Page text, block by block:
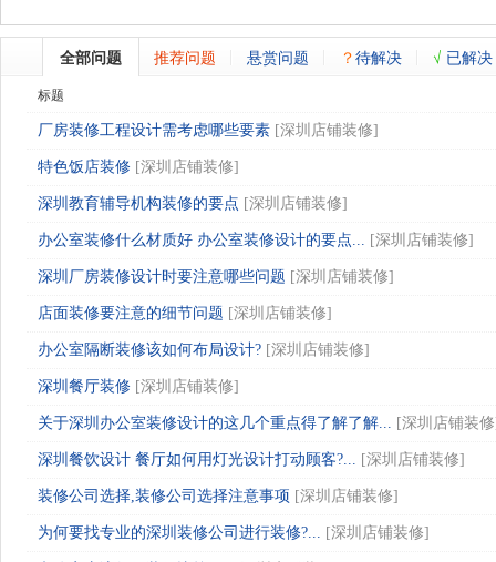
全部问题 推荐问题 悬赏问题 ？待解决 √ 已解决
标题
厂房装修工程设计需考虑哪些要素 [深圳店铺装修]
特色饭店装修 [深圳店铺装修]
深圳教育辅导机构装修的要点 [深圳店铺装修]
办公室装修什么材质好 办公室装修设计的要点... [深圳店铺装修]
深圳厂房装修设计时要注意哪些问题 [深圳店铺装修]
店面装修要注意的细节问题 [深圳店铺装修]
办公室隔断装修该如何布局设计? [深圳店铺装修]
深圳餐厅装修 [深圳店铺装修]
关于深圳办公室装修设计的这几个重点得了解了解... [深圳店铺装修
深圳餐饮设计 餐厅如何用灯光设计打动顾客?... [深圳店铺装修]
装修公司选择,装修公司选择注意事项 [深圳店铺装修]
为何要找专业的深圳装修公司进行装修?... [深圳店铺装修]